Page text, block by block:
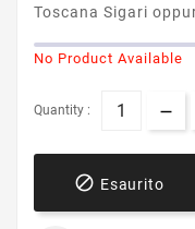
Toscana Sigari
No Product Available
Quantity :
 Esaurito